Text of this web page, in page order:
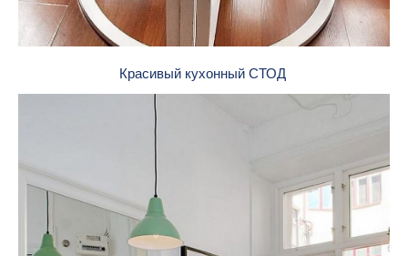
Красивый кухонный СТОД